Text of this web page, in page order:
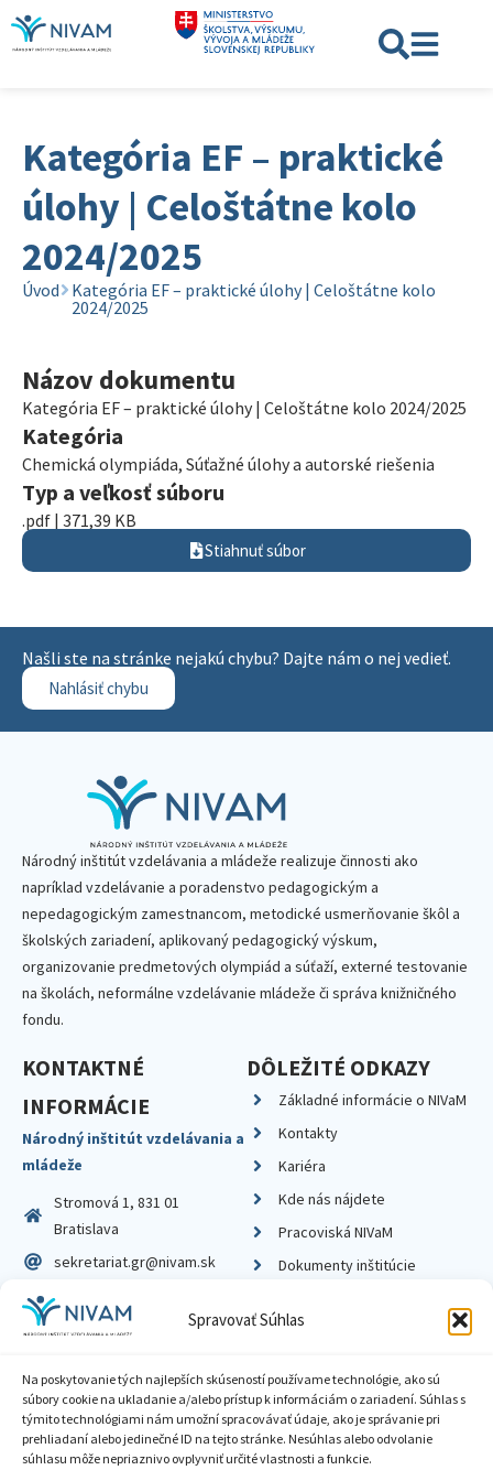
Spravovať Súhlas
Na poskytovanie tých najlepších skúseností používame technológie, ako sú
súbory cookie na ukladanie a/alebo prístup k informáciám o zariadení. Súhlas s
týmito technológiami nám umožní spracovávať údaje, ako je správanie pri
prehliadaní alebo jedinečné ID na tejto stránke. Nesúhlas alebo odvolanie
súhlasu môže nepriaznivo ovplyvniť určité vlastnosti a funkcie.
Kategória EF – praktické
úlohy | Celoštátne kolo
2024/2025
Úvod
Kategória EF – praktické úlohy | Celoštátne kolo
2024/2025
Názov dokumentu
Kategória EF – praktické úlohy | Celoštátne kolo 2024/2025
Kategória
Chemická olympiáda, Súťažné úlohy a autorské riešenia
Typ a veľkosť súboru
.pdf | 371,39 KB
Stiahnuť súbor
Našli ste na stránke nejakú chybu? Dajte nám o nej vedieť.
Nahlásiť chybu
Národný inštitút vzdelávania a mládeže realizuje činnosti ako
napríklad vzdelávanie a poradenstvo pedagogickým a
nepedagogickým zamestnancom, metodické usmerňovanie škôl a
školských zariadení, aplikovaný pedagogický výskum,
organizovanie predmetových olympiád a súťaží, externé testovanie
na školách, neformálne vzdelávanie mládeže či správa knižničného
fondu.
KONTAKTNÉ
INFORMÁCIE
Národný inštitút vzdelávania a
mládeže
Stromová 1, 831 01
Bratislava
sekretariat.gr@nivam.sk
IČO: 00164348
DIČ: 2020798714
DÔLEŽITÉ ODKAZY
Základné informácie o NIVaM
Kontakty
Kariéra
Kde nás nájdete
Pracoviská NIVaM
Dokumenty inštitúcie
Zásady ochrany súkromia